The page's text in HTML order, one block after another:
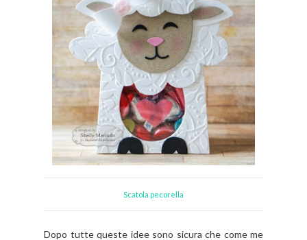
Scatola pecorella
Dopo tutte queste idee sono sicura che come me